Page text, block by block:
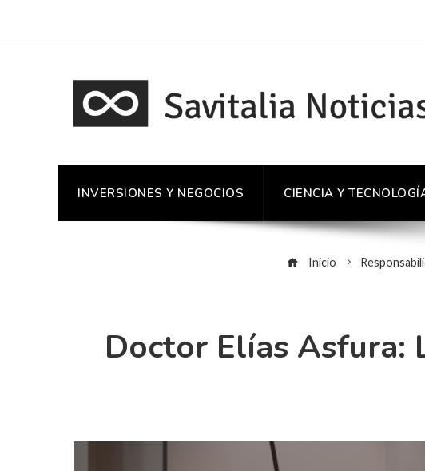
INVERSIONES Y NEGOCIOS CIENCIA Y
Inicio
Doctor Elías Asfura: